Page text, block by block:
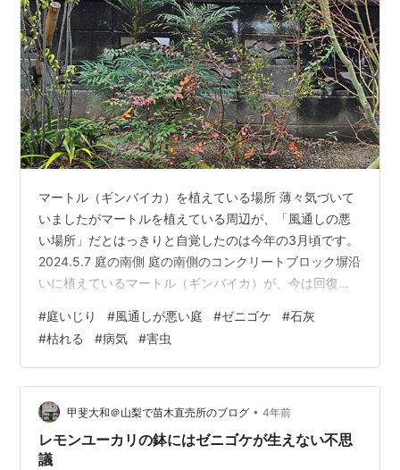
マートル（ギンバイカ）を植えている場所 薄々気づいて
いましたがマートルを植えている周辺が、「風通しの悪
い場所」だとはっきりと自覚したのは今年の3月頃です。
2024.5.7 庭の南側 庭の南側のコンクリートブロック塀沿
いに植えているマートル（ギンバイカ）が、今は回復し
ートルを植えているこの場所は、以前アセビを植えて枯
らしてしまった場所でもあります。 niwaie-kaede.com
同じ場所でこうも続けて症状は違うけど枯れたり病気に
なったことで、はっきりとした原因は分かりませんが 共
通して言えることは、風通しが悪かったことが原…
#庭いじり #風通しが悪い庭 #ゼニゴケ #石灰
#枯れる #病気 #害虫
甲斐大和＠山梨で苗木直売所のブログ • 4年前
レモンユーカリの鉢にはゼニゴケが生えない不思
議